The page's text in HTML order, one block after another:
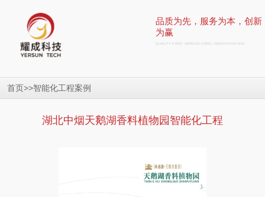
品质为先，服务为本，创新
为赢
QUALITY FIRST, SERVICE FIRST, INNOVATION WIN
首页 >>智能化工程案例
湖北中烟天鹅湖香料植物园智能化工程